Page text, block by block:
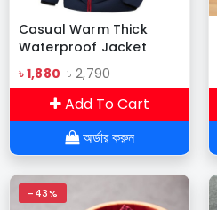
Casual Warm Thick
Waterproof Jacket
Army-02
৳ 1,880 ৳ 2,790
Add To Cart
অর্ডার করুন
-43%